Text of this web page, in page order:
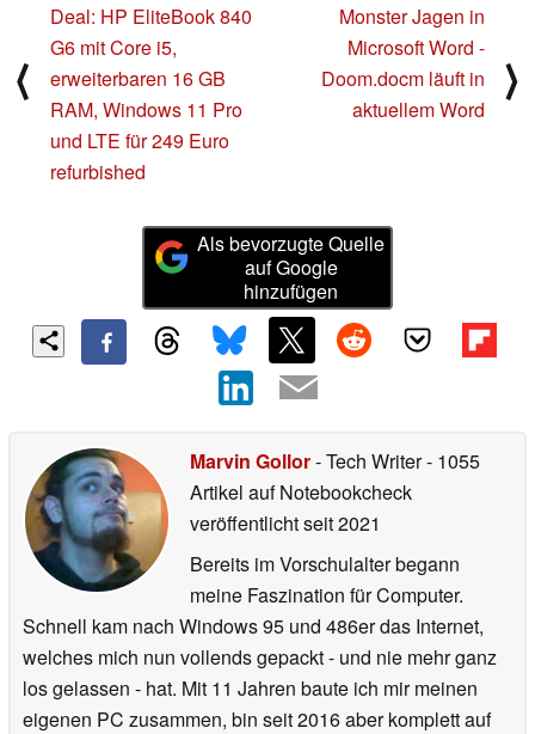
⟨
Deal: HP EliteBook 840
G6 mit Core i5,
erweiterbaren 16 GB
RAM, Windows 11 Pro
und LTE für 249 Euro
refurbished
Monster Jagen in
Microsoft Word -
Doom.docm läuft in
aktuellem Word
⟩
Als bevorzugte Quelle
auf Google
hinzufügen
Marvin Gollor- Tech Writer- 1055
Artikel auf Notebookcheck
veröffentlichtseit 2021
Bereits im Vorschulalter begann
meine Faszination für Computer.
Schnell kam nach Windows 95 und 486er das Internet,
welches mich nun vollends gepackt - und nie mehr ganz
los gelassen - hat. Mit 11 Jahren baute ich mir meinen
eigenen PC zusammen, bin seit 2016 aber komplett auf